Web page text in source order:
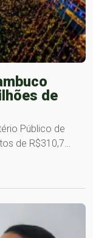
de
Público de
de R$310,7…